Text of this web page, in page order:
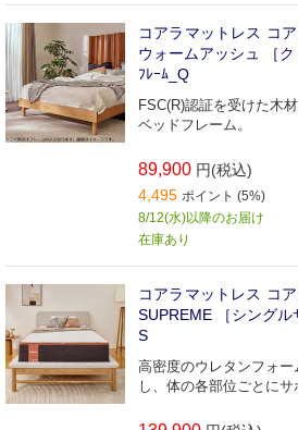
コアラマットレス コ
ウォームアッシュ ［ク
ﾌﾚｰﾑ_Q
FSC(R)認証を受けた木
ベッドフレーム。
89,900 円(税込)
4,495 ポイント (5%)
8/12(水)以降のお届け
在庫あり
コアラマットレス コ
SUPREME ［シングル
S
高密度のウレタンフォ
し、体の各部位ごとにサ